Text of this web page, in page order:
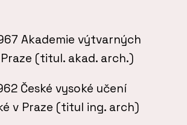
Akademie výtvarných
(titul. akad. arch.)
České vysoké učení
v Praze (titul ing. arch)